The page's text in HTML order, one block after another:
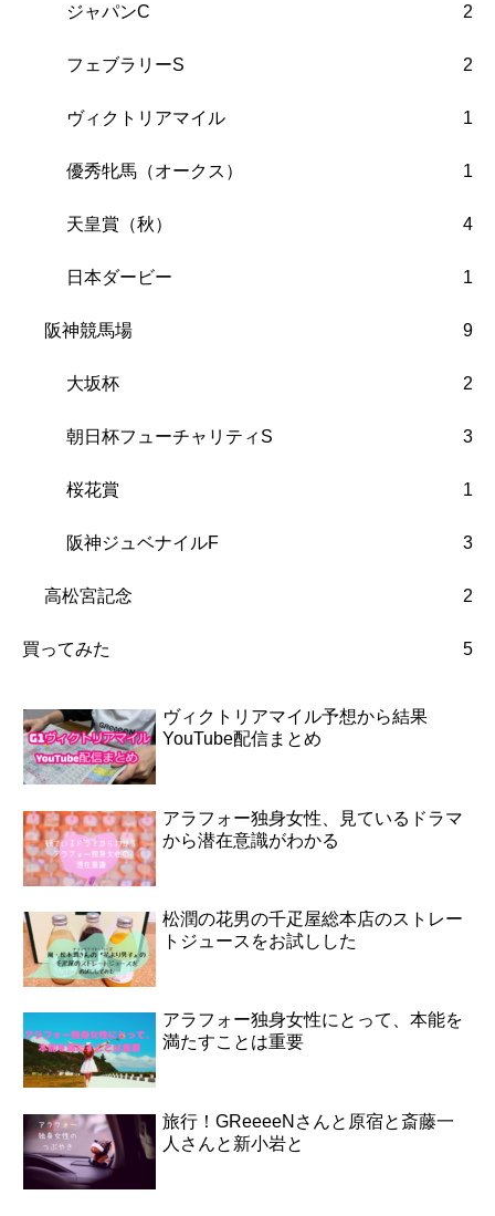
ジャパンC 2
フェブラリーS 2
ヴィクトリアマイル 1
優秀牝馬（オークス） 1
天皇賞（秋） 4
日本ダービー 1
阪神競馬場 9
大坂杯 2
朝日杯フューチャリティS 3
桜花賞 1
阪神ジュベナイルF 3
高松宮記念 2
買ってみた 5
ヴィクトリアマイル予想から結果
YouTube配信まとめ
アラフォー独身女性、見ているドラマ
から潜在意識がわかる
松潤の花男の千疋屋総本店のストレー
トジュースをお試しした
アラフォー独身女性にとって、本能を
満たすことは重要
旅行！GReeeeNさんと原宿と斎藤一
人さんと新小岩と